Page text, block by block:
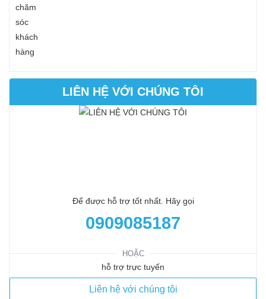
LIÊN HỆ VỚI CHÚNG TÔI
Để được hỗ trợ tốt nhất. Hãy gọi
0909085187
HOẶC
hỗ trợ trực tuyến
Liên hệ với chúng tôi